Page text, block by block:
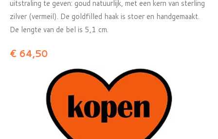
uitstraling te geven: goud natuurlijk, met een kern van sterling
zilver (vermeil). De goldfilled haak is stoer en handgemaakt.
De lengte van de bel is 5,1 cm.
€ 64,50